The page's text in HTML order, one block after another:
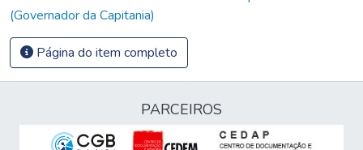
(Governador da Capitania)
Página do item completo
PARCEIROS